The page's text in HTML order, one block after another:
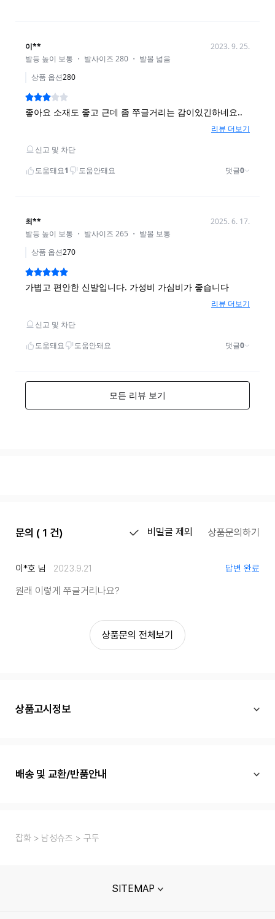
문의 ( 1 건) 비밀글 제외 상품문의하기
이*호 님 2023.9.21 답변 완료
원래 이렇게 쭈글거리나요?
상품문의 전체보기
상품고시정보
배송 및 교환/반품안내
잡화 남성슈즈 구두
SITEMAP